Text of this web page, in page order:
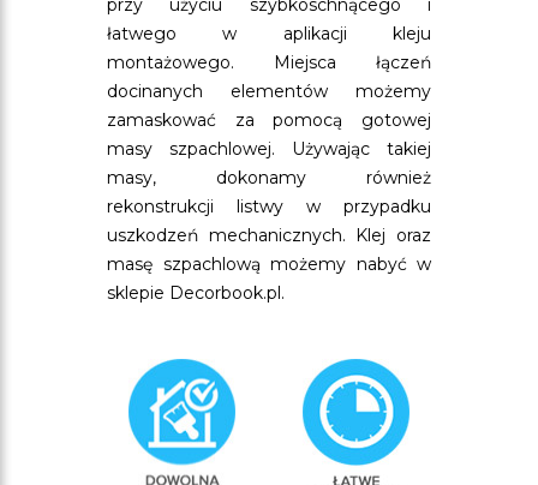
przy użyciu szybkoschnącego i
łatwego w aplikacji kleju
montażowego. Miejsca łączeń
docinanych elementów możemy
zamaskować za pomocą gotowej
masy szpachlowej. Używając takiej
masy, dokonamy również
rekonstrukcji listwy w przypadku
uszkodzeń mechanicznych. Klej oraz
masę szpachlową możemy nabyć w
sklepie Decorbook.pl.